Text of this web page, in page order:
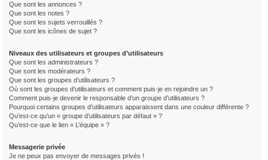
Que sont les annonces ?
Que sont les notes ?
Que sont les sujets verrouillés ?
Que sont les icônes de sujet ?
Niveaux des utilisateurs et groupes d’utilisateurs
Que sont les administrateurs ?
Que sont les modérateurs ?
Que sont les groupes d’utilisateurs ?
Où sont les groupes d’utilisateurs et comment puis-je en rejoindre un ?
Comment puis-je devenir le responsable d’un groupe d’utilisateurs ?
Pourquoi certains groupes d’utilisateurs apparaissent dans une couleur différente ?
Qu’est-ce qu’un « groupe d’utilisateurs par défaut » ?
Qu’est-ce que le lien « L’équipe » ?
Messagerie privée
Je ne peux pas envoyer de messages privés !